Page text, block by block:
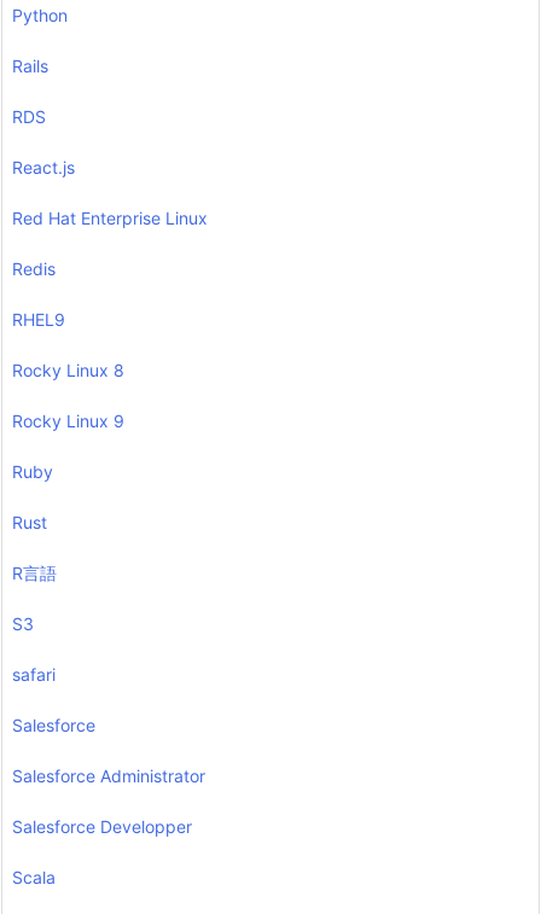
Python
Rails
RDS
React.js
Red Hat Enterprise Linux
Redis
RHEL9
Rocky Linux 8
Rocky Linux 9
Ruby
Rust
R言語
S3
safari
Salesforce
Salesforce Administrator
Salesforce Developper
Scala